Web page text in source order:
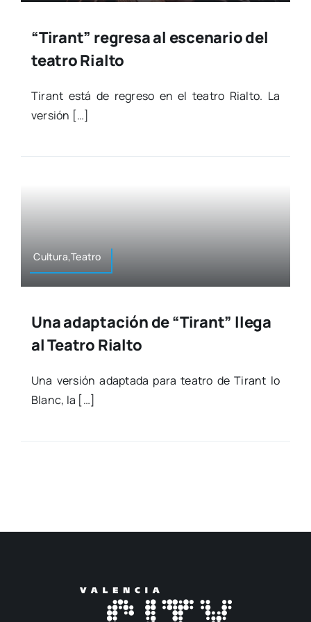
“Tirant” regresa al escenario del
teatro Rialto
Tirant está de regre­so en el tea­tro Rial­to. La
ver­sión […]
Cultura,Teatro
Una adaptación de “Tirant” llega
al Teatro Rialto
Una ver­sión adap­ta­da para tea­tro de Tirant lo
Blanc, la […]